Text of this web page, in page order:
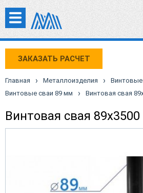
ЗАКАЗАТЬ РАСЧЕТ
Главная › Металлоизделия › Винтовые
Винтовые сваи 89 мм › Винтовая свая
Винтовая свая